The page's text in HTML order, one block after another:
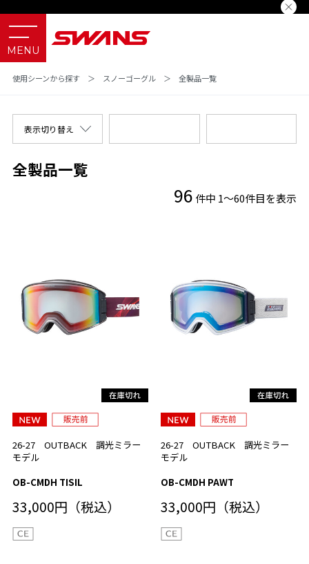
使用シーンから探す ＞ スノーゴーグル ＞ 全製品一覧
全製品一覧
96 件中 1～60件目を表示
表示切り替え
26-27 OUTBACK 調光ミラー
モデル
OB-CMDH TISIL
33,000円（税込）
26-27 OUTBACK 調光ミラー
モデル
OB-CMDH PAWT
33,000円（税込）